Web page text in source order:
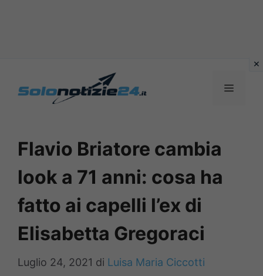
MENU
Flavio Briatore cambia
look a 71 anni: cosa ha
fatto ai capelli l’ex di
Elisabetta Gregoraci
Luglio 24, 2021 di Luisa Maria Ciccotti